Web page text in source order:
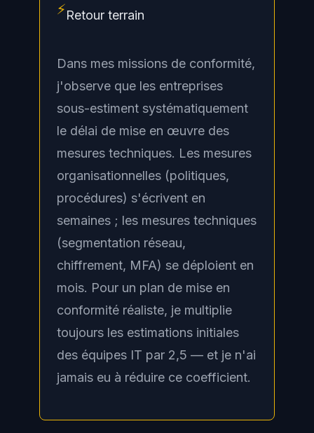
⚡Retour terrain
Dans mes missions de conformité,
j'observe que les entreprises
sous-estiment systématiquement
le délai de mise en œuvre des
mesures techniques. Les mesures
organisationnelles (politiques,
procédures) s'écrivent en
semaines ; les mesures techniques
(segmentation réseau,
chiffrement, MFA) se déploient en
mois. Pour un plan de mise en
conformité réaliste, je multiplie
toujours les estimations initiales
des équipes IT par 2,5 — et je n'ai
jamais eu à réduire ce coefficient.